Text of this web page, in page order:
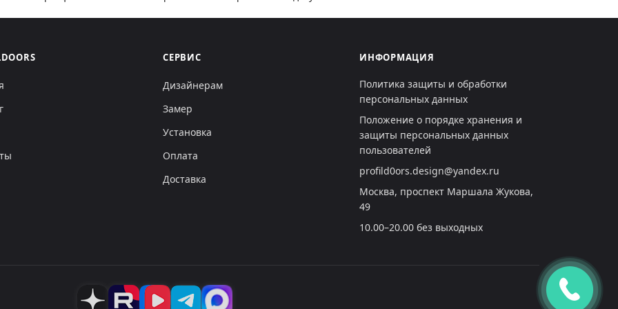
СЕРВИС
Дизайнерам
Замер
Установка
Оплата
Доставка
ИНФОРМАЦИЯ
Политика защиты и обработки
персональных данных
Положение о порядке хранения и
защиты персональных данных
пользователей
profild0ors.design@yandex.ru
Москва, проспект Маршала Жукова,
49
10.00–20.00 без выходных